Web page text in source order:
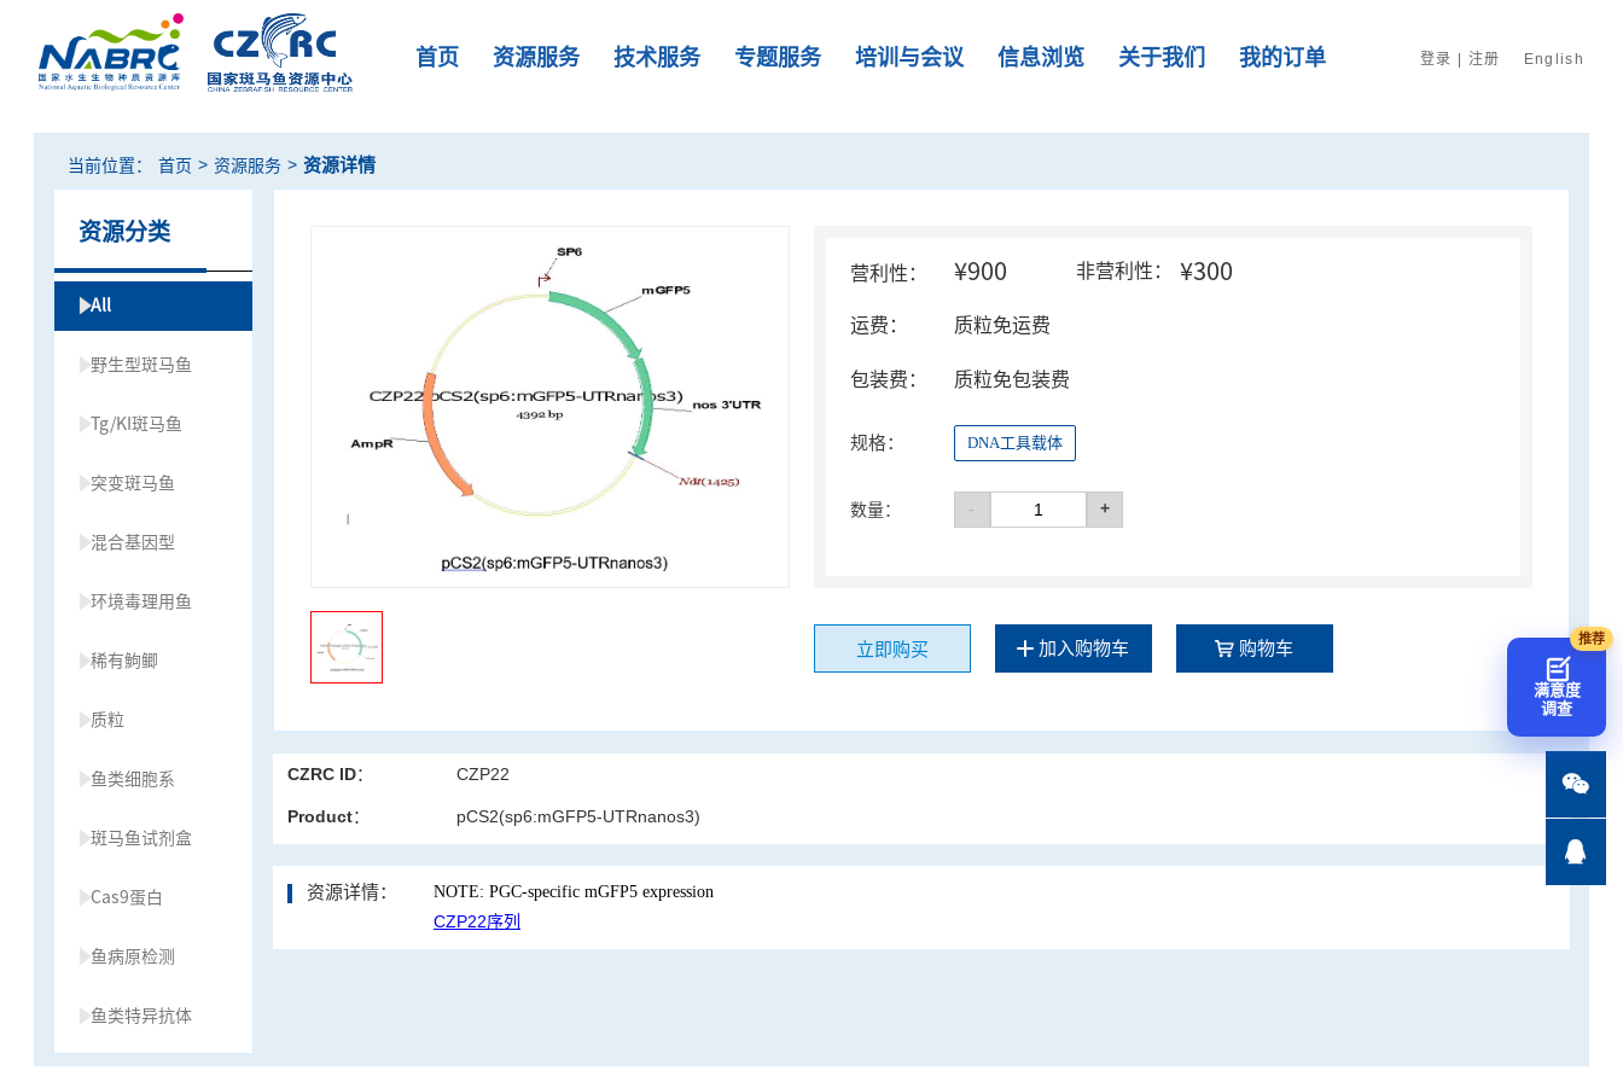
首页 资源服务 技术服务 专题服务 培训与会议 信息浏览 关于我们 我的订单 登录 | 注册 English
当前位置： 首页 > 资源服务 > 资源详情
资源分类
All
野生型斑马鱼
Tg/KI斑马鱼
突变斑马鱼
混合基因型
环境毒理用鱼
稀有鮈鲫
质粒
鱼类细胞系
斑马鱼试剂盒
Cas9蛋白
鱼病原检测
鱼类特异抗体
营利性： ¥900 非营利性： ¥300
运费： 质粒免运费
包装费： 质粒免包装费
规格： DNA工具载体
数量： - +
立即购买 加入购物车 购物车
CZRC ID： CZP22
Product： pCS2(sp6:mGFP5-UTRnanos3)
资源详情： NOTE: PGC-specific mGFP5 expression
CZP22序列
满意度
调查

